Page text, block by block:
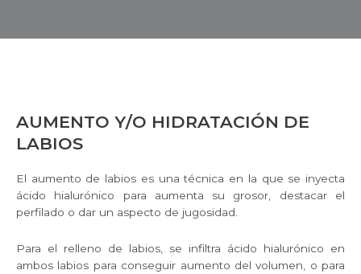
AUMENTO Y/O HIDRATACIÓN DE
LABIOS
El aumento de labios es una técnica en la que se inyecta
ácido hialurónico para aumenta su grosor, destacar el
perfilado o dar un aspecto de jugosidad.
Para el relleno de labios, se infiltra ácido hialurónico en
ambos labios para conseguir aumento del volumen, o para